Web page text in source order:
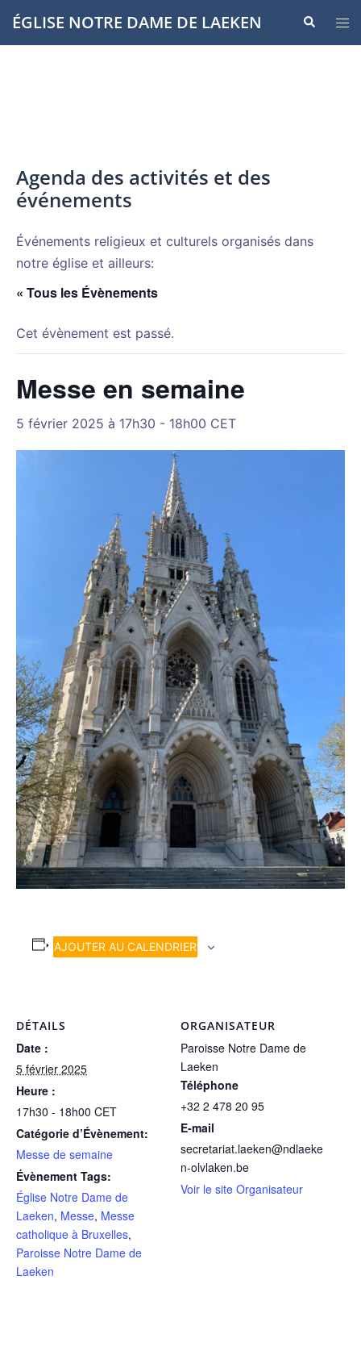
Aller
auÉGLISE NOTRE DAME DE LAEKEN
le
Agenda des activités et des
événements
Événements religieux et culturels organisés dans
notre église et ailleurs:
« Tous les Évènements
Cet évènement est passé.
Messe en semaine
5 février 2025 à 17h30 - 18h00 CET
AJOUTER AU CALENDRIER
DÉTAILS
Date :
5 février 2025
Heure :
17h30 - 18h00 CET
Catégorie d’Évènement:
Messe de semaine
Évènement Tags:
Église Notre Dame de
Laeken, Messe, Messe
catholique à Bruxelles,
Paroisse Notre Dame de
Laeken
ORGANISATEUR
Paroisse Notre Dame de
Laeken
Téléphone
+32 2 478 20 95
E-mail
secretariat.laeken@ndlaeke
n-olvlaken.be
Voir le site Organisateur